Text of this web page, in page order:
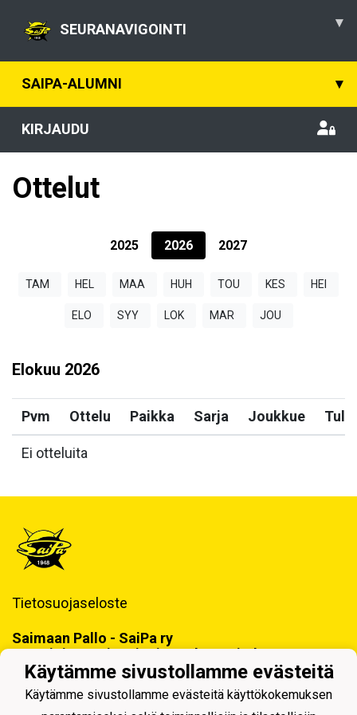
SEURANAVIGOINTI ▾
SAIPA-ALUMNI ▾
KIRJAUDU
Ottelut
2025 2026 2027
TAM HEL MAA HUH TOU KES HEI
ELO SYY LOK MAR JOU
Elokuu 2026
Pvm Ottelu Paikka Sarja Joukkue
Ei otteluita
Tietosuojaseloste
Saimaan Pallo - SaiPa ry
Käynti- ja postiosoite ja Laskutustiedot
Käytämme sivustollamme evästeitä
Käytämme sivustollamme evästeitä käyttökokemuksen